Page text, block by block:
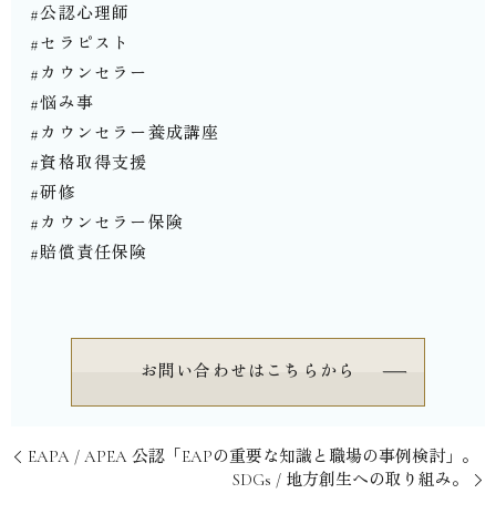
#公認心理師
#セラピスト
#カウンセラー
#悩み事
#カウンセラー養成講座
#資格取得支援
#研修
#カウンセラー保険
#賠償責任保険⁡⁡⁡⁡⁡⁡
お問い合わせはこちらから
⁡EAPA / APEA 公認「EAPの重要な知識と職場の事例検討」。
⁡SDGs / 地方創生への取り組み。